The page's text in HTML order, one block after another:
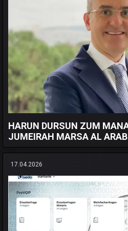
HARUN DURSUN ZUM
JUMEIRAH MARSA AL
17.04.2026